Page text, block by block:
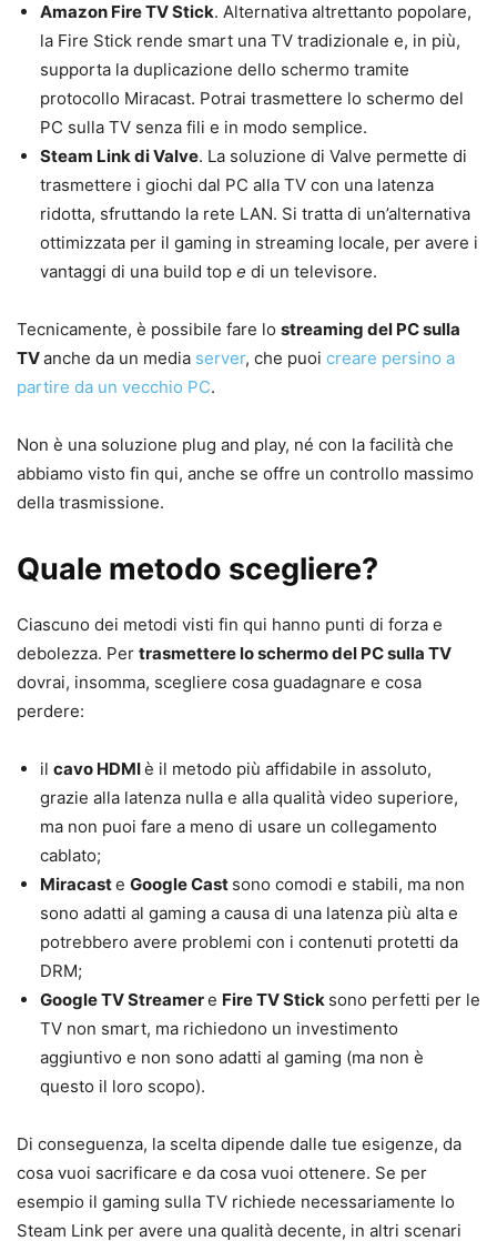
Amazon Fire TV Stick. Alternativa altrettanto popolare,
la Fire Stick rende smart una TV tradizionale e, in più,
supporta la duplicazione dello schermo tramite
protocollo Miracast. Potrai trasmettere lo schermo del
PC sulla TV senza fili e in modo semplice.
Steam Link di Valve. La soluzione di Valve permette di
trasmettere i giochi dal PC alla TV con una latenza
ridotta, sfruttando la rete LAN. Si tratta di un’alternativa
ottimizzata per il gaming in streaming locale, per avere i
vantaggi di una build top e di un televisore.
Tecnicamente, è possibile fare lo streaming del PC sulla
TVanche da un media server, che puoi creare persino a
partire da un vecchio PC.
Non è una soluzione plug and play, né con la facilità che
abbiamo visto fin qui, anche se offre un controllo massimo
della trasmissione.
Quale metodo scegliere?
Ciascuno dei metodi visti fin qui hanno punti di forza e
debolezza. Per trasmettere lo schermo del PC sulla TV
dovrai, insomma, scegliere cosa guadagnare e cosa
perdere:
il cavo HDMIè il metodo più affidabile in assoluto,
grazie alla latenza nulla e alla qualità video superiore,
ma non puoi fare a meno di usare un collegamento
cablato;
Miracaste Google Cast sono comodi e stabili, ma non
sono adatti al gaming a causa di una latenza più alta e
potrebbero avere problemi con i contenuti protetti da
DRM;
Google TV Streamere Fire TV Stick sono perfetti per le
TV non smart, ma richiedono un investimento
aggiuntivo e non sono adatti al gaming (ma non è
questo il loro scopo).
Di conseguenza, la scelta dipende dalle tue esigenze, da
cosa vuoi sacrificare e da cosa vuoi ottenere. Se per
esempio il gaming sulla TV richiede necessariamente lo
Steam Link per avere una qualità decente, in altri scenari